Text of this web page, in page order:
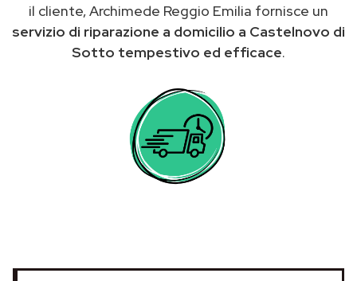
il cliente, Archimede Reggio Emilia fornisce un
servizio di riparazione a domicilio a Castelnovo di
Sotto tempestivo ed efficace.